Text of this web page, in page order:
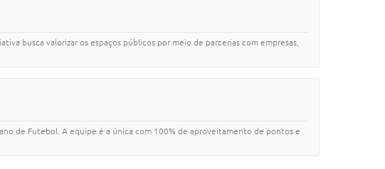
busca valorizar os espaços públicos por meio de parcerias com empresas,
de Futebol. A equipe é a única com 100% de aproveitamento de pontos e